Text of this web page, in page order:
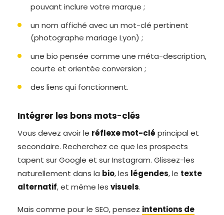
pouvant inclure votre marque ;
un nom affiché avec un mot-clé pertinent
(photographe mariage Lyon) ;
une bio pensée comme une méta-description,
courte et orientée conversion ;
des liens qui fonctionnent.
Intégrer les bons mots-clés
Vous devez avoir le réflexe mot-clé principal et
secondaire. Recherchez ce que les prospects
tapent sur Google et sur Instagram. Glissez-les
naturellement dans la bio, les légendes, le texte
alternatif, et même les visuels.
Mais comme pour le SEO, pensez intentions de